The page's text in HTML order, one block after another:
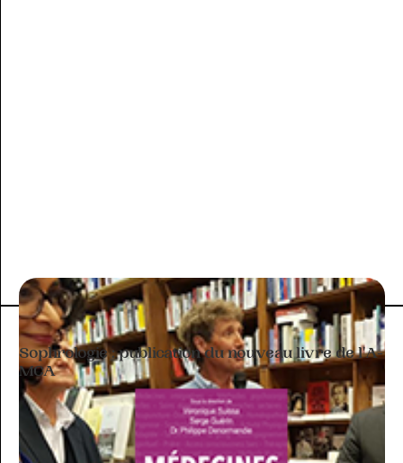
ACTIVITÉ DE L'A-MCA
Sophrologie : publication du nouveau livre de l'A-
MCA